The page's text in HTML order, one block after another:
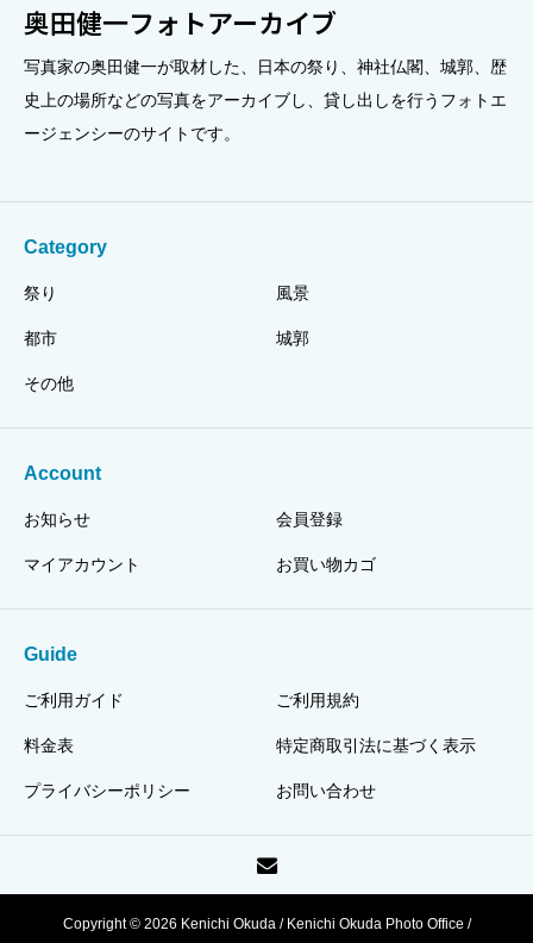
奥田健一フォトアーカイブ
写真家の奥田健一が取材した、日本の祭り、神社仏閣、城郭、歴
史上の場所などの写真をアーカイブし、貸し出しを行うフォトエ
ージェンシーのサイトです。
Category
祭り 風景
都市 城郭
その他
Account
お知らせ 会員登録
マイアカウント お買い物カゴ
Guide
ご利用ガイド ご利用規約
料金表 特定商取引法に基づく表示
プライバシーポリシー お問い合わせ
Copyright © 2026 Kenichi Okuda / Kenichi Okuda Photo Office /